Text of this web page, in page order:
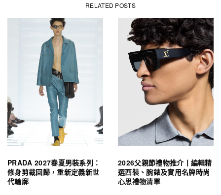
RELATED POSTS
PRADA 2027春夏男裝系列：
修身剪裁回歸，重新定義新世
代輪廓
2026父親節禮物推介丨編輯精
選西裝、腕錶及實用名牌時尚
心思禮物清單